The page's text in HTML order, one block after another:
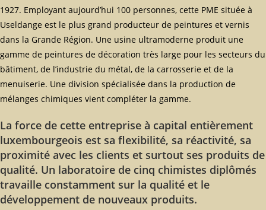
1927. Employant aujourd’hui 100 personnes, cette PME située à
Useldange est le plus grand producteur de peintures et vernis
dans la Grande Région. Une usine ultramoderne produit une
gamme de peintures de décoration très large pour les secteurs du
bâtiment, de l’industrie du métal, de la carrosserie et de la
menuiserie. Une division spécialisée dans la production de
mélanges chimiques vient compléter la gamme.
La force de cette entreprise à capital entièrement
luxembourgeois est sa flexibilité, sa réactivité, sa
proximité avec les clients et surtout ses produits de
qualité. Un laboratoire de cinq chimistes diplômés
travaille constamment sur la qualité et le
développement de nouveaux produits.